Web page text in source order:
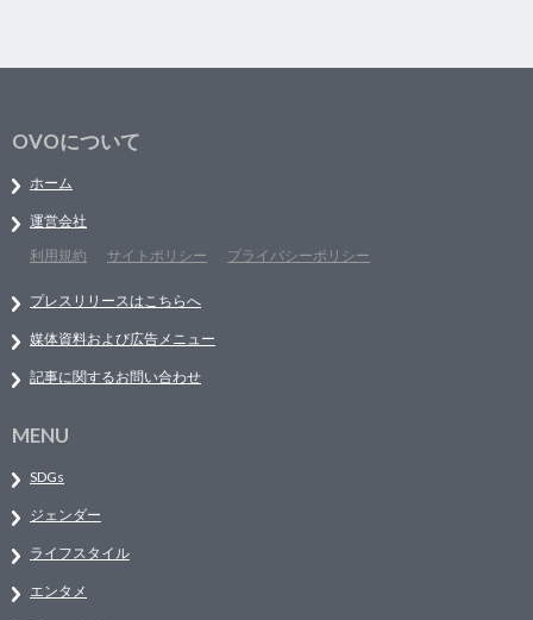
OVOについて
ホーム
運営会社
利用規約
サイトポリシー プライバシーポリシー
プレスリリースはこちらへ
媒体資料および広告メニュー
記事に関するお問い合わせ
MENU
SDGs
ジェンダー
ライフスタイル
エンタメ